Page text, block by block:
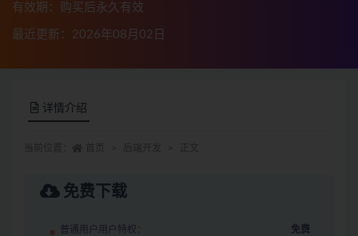
有效期：购买后永久有效
最近更新：2026年08月02日
详情介绍
免费下载
普通用户用户特权： 免费